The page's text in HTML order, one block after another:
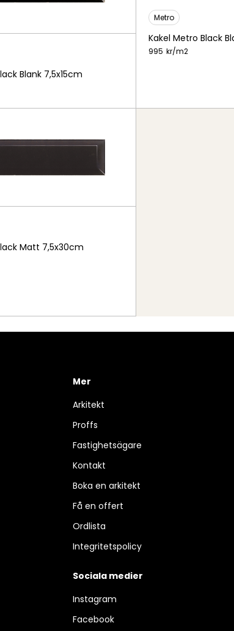
Blank 7,5x15cm
Metro
Kakel Metro Black
995 kr/m2
Matt 7,5x30cm
Mer
Arkitekt
Proffs
Fastighetsägare
Kontakt
Boka en arkitekt
Få en offert
Ordlista
Integritetspolicy
Sociala medier
Instagram
Facebook